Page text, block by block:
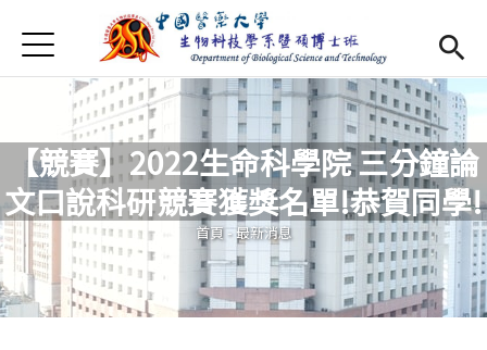
首頁
最新消息
Open submenu (系所介紹)
系所介紹
Open
師資
Open submenu (特色研究)
特色研究
Open submenu (學生專區)
學生專區
Jump to Navigation
Jump to Main content
【競賽】2022生命科學院 三分鐘論
文口說科研競賽獲獎名單!恭賀同學!
您在這裡
首頁 -最新消息